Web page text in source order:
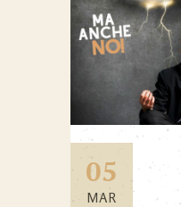
05
MAR